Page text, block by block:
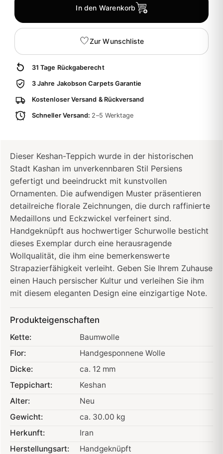
In den Warenkorb
Zur Wunschliste
31 Tage Rückgaberecht
3 Jahre Jakobson Carpets Garantie
Kostenloser Versand & Rückversand
Schneller Versand: 2–5 Werktage
Dieser Keshan-Teppich wurde in der historischen
Stadt Kashan im unverkennbaren Stil Persiens
gefertigt und beeindruckt mit kunstvollen
Ornamenten. Die aufwendigen Muster präsentieren
detailreiche florale Zeichnungen, die durch raffinierte
Medaillons und Eckzwickel verfeinert sind.
Handgeknüpft aus hochwertiger Schurwolle besticht
dieses Exemplar durch eine herausragende
Wollqualität, die ihm eine bemerkenswerte
Strapazierfähigkeit verleiht. Geben Sie Ihrem Zuhause
einen Hauch persischer Kultur und verleihen Sie ihm
mit diesem eleganten Design eine einzigartige Note.
Produkteigenschaften
Kette:
Baumwolle
Flor:
Handgesponnene Wolle
Dicke:
ca. 12 mm
Teppichart:
Keshan
Alter:
Neu
Gewicht:
ca. 30.00 kg
Herkunft:
Iran
Herstellungsart:
Handgeknüpft